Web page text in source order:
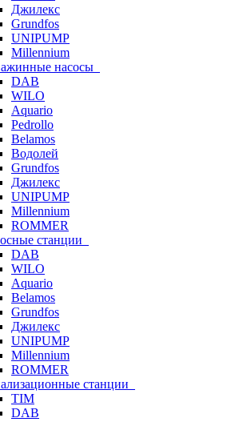
Джилекс
Grundfos
UNIPUMP
Millennium
насосы
DAB
WILO
Aquario
Pedrollo
Belamos
Водолей
Grundfos
Джилекс
UNIPUMP
Millennium
ROMMER
станции
DAB
WILO
Aquario
Belamos
Grundfos
Джилекс
UNIPUMP
Millennium
ROMMER
станции
TIM
DAB